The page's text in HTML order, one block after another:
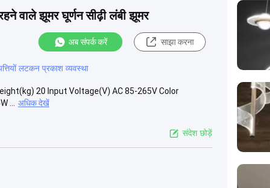
वाले झूमर घूर्णन सीढ़ी लंबी झूमर
अब संपर्क करें साझा करना
लटकन प्रकाश व्यवस्था
20 Input Voltage(V) AC 85-265V Color
...
अधिक देखें
संदेश छोड़ें